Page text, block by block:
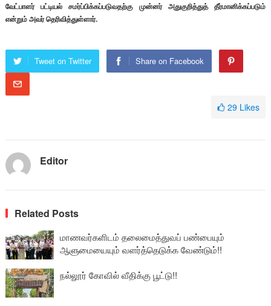
வேட்பாளர் பட்டியல் சமர்ப்பிக்கப்படுவதற்கு முன்னர் அதுகுறித்துத் தீர்மானிக்கப்படும்
என்றும் அவர் தெரிவித்துள்ளார்.
Tweet on Twitter Share on Facebook
29 Likes
Editor
Related Posts
மாணவர்களிடம் தலைமைத்துவப் பண்பையும்
ஆளுமையையும் வளர்த்தெடுக்க வேண்டும்!!
நல்லூர் கோவில் வீதிக்கு பூட்டு!!